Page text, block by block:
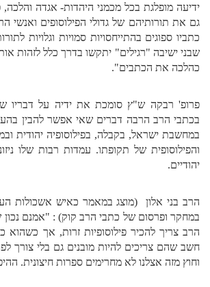
ידיעה מופלגת בכל מכמני היהדות- אגדה והלכה,
גם את תורותיהם של גדולי הפילוסופים ואנשי
כתביו ספוגים בהתייחסויות סמויות וגלויות
שבני ישיבה "רגילים" יתקשו בדרך כלל לזהות
כהלכה את הכתבים".
פרופ' רבקה ש"ץ סומכת את ידיה על דבריו
בכתבי הרב הרבה דברים שאי אפשר להבין
במחשבת ישראל, בקבלה, בפילוסופיה יהודית
והפילוסופית של תקופתו. עמדות רבות שלו
יהודיים.
הרב בני אלון (מוצג במאמר כאיש אשכולות
במחקר ופרסום של כתבי הרב קוק) : "אמנם
הרב צריך להכיר פילוסופיות זרות, אך כשהוא
חשב שהם צריכים להיות מובנים גם בלי צורך
וחוץ מזה אצלנו לא מחרימים ספרות חיצונית.